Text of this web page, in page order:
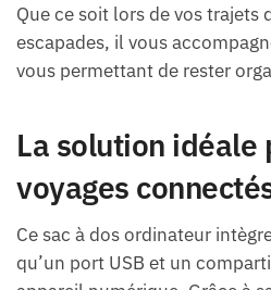
Que ce soit lors de vos trajets
escapades, il vous
vous permettant de rester
La solution idéale
voyages
Ce sac à dos ordinateur
qu’un port USB et un